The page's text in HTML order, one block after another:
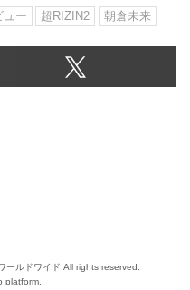
ュー 超RIZIN2 朝倉未来
ルドワイド All rights reserved.
platform.